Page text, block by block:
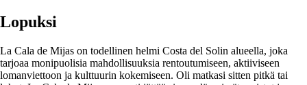
Lopuksi
La Cala de Mijas on todellinen helmi Costa del Solin alueella, joka
tarjoaa monipuolisia mahdollisuuksia rentoutumiseen, aktiiviseen
lomanviettoon ja kulttuurin kokemiseen. Oli matkasi sitten pitkä tai